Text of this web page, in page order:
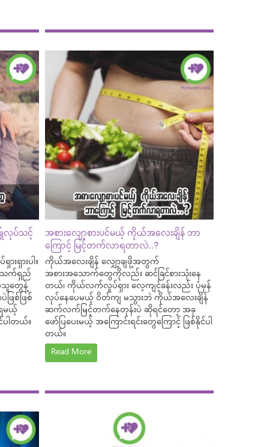
လုပ်သင့်
ရှားပါ။
သက်ရှည်
တွေနဲ့
ြစ်ဖြစ်
မယ့်
ပါတယ်။
အစားလျော့စားပင်မယ့် ကိုယ်အလေးချိန် ဘာ
ကြောင့် မြင့်တက်လာရတာလဲ..?
ကိုယ်အလေးချိန် လျှော့ချဖို့အတွက်
အစားအသောက်တွေကိုလည်း ဆင်ခြင်စားသုံးနေ
တယ်၊ ကိုယ်လက်လှုပ်ရှား လေ့ကျင့်ခန်းလည်း ပုံမှန်
လုပ်နေပေမယ့် ဝိတ်ကျ မသွားဘဲ ကိုယ်အလေးချိန်
ဆက်လက်မြင့်တက်နေတုန်းပဲ ဆိုရင်တော့ အခု
ဖော်ပြပေးမယ့် အကြောင်းရင်းတွေကြောင့် ဖြစ်နိုင်ပါ
တယ်။
Read More